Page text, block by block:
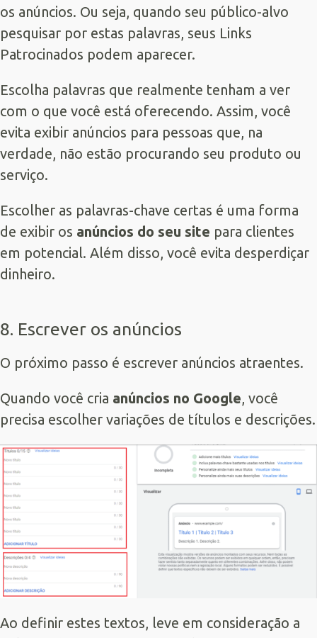
os anúncios. Ou seja, quando seu público-alvo
pesquisar por estas palavras, seus Links
Patrocinados podem aparecer.
Escolha palavras que realmente tenham a ver
com o que você está oferecendo. Assim, você
evita exibir anúncios para pessoas que, na
verdade, não estão procurando seu produto ou
serviço.
Escolher as palavras-chave certas é uma forma
de exibir os anúncios do seu site para clientes
em potencial. Além disso, você evita desperdiçar
dinheiro.
8. Escrever os anúncios
O próximo passo é escrever anúncios atraentes.
Quando você cria anúncios no Google, você
precisa escolher variações de títulos e descrições.
Ao definir estes textos, leve em consideração a